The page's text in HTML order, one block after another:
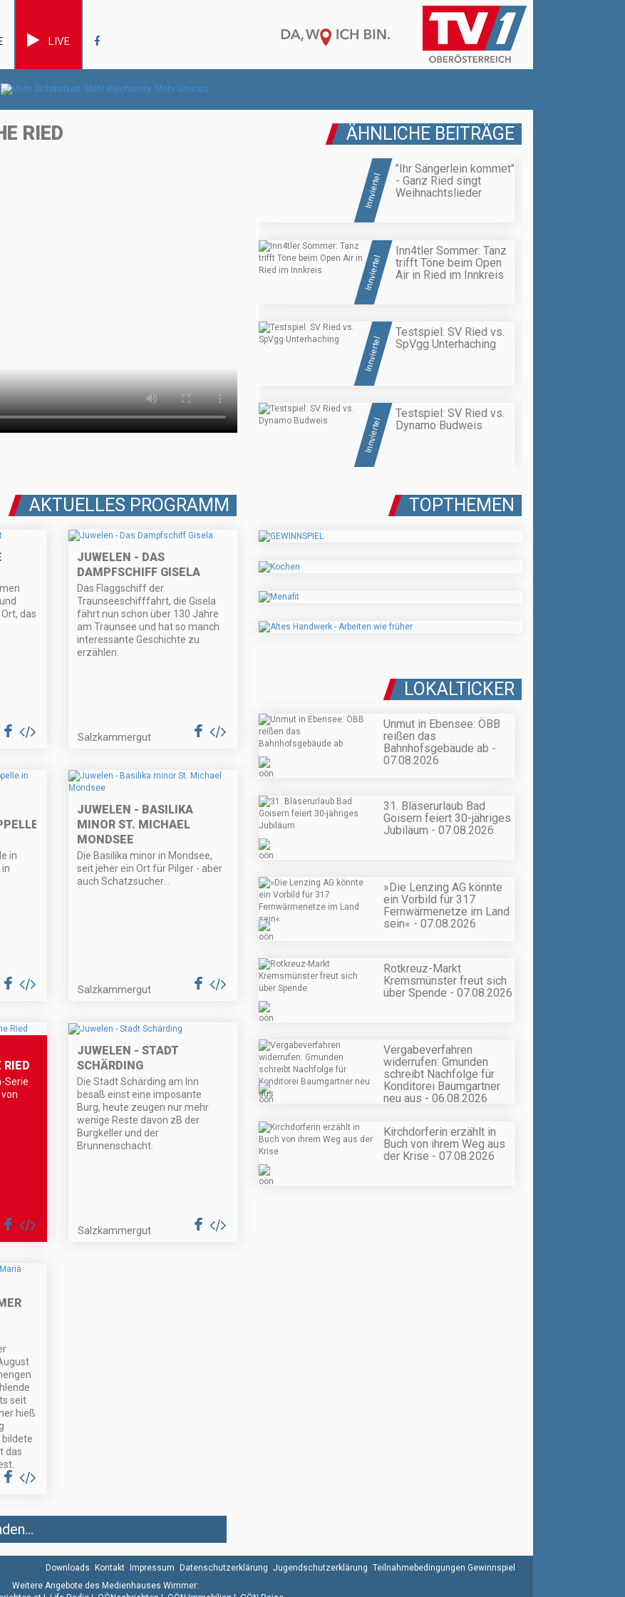
LIVE
RIED ÄHNLICHE BEITRÄGE
Innviertel
"Ihr Sängerlein kommet"
- Ganz Ried singt
Weihnachtslieder
Innviertel
Inn4tler Sommer: Tanz
trifft Töne beim Open
Air in Ried im Innkreis
Innviertel
Testspiel: SV Ried vs.
SpVgg Unterhaching
Innviertel
Testspiel: SV Ried vs.
Dynamo Budweis
AKTUELLES PROGRAMM
das
JUWELEN - DAS
DAMPFSCHIFF GISELA
Das Flaggschiff der
Traunseeschifffahrt, die Gisela
fährt nun schon über 130 Jahre
am Traunsee und hat so manch
interessante Geschichte zu
erzählen.
Salzkammergut
in
JUWELEN - BASILIKA
MINOR ST. MICHAEL
MONDSEE
Die Basilika minor in Mondsee,
seit jeher ein Ort für Pilger - aber
auch Schatzsucher...
Salzkammergut
RIED
Serie
JUWELEN - STADT
SCHÄRDING
Die Stadt Schärding am Inn
besaß einst eine imposante
Burg, heute zeugen nur mehr
wenige Reste davon zB der
Burgkeller und der
Brunnenschacht.
Salzkammergut
seit
hieß
das
TOPTHEMEN
LOKALTICKER
Unmut in Ebensee: ÖBB
reißen das
Bahnhofsgebäude ab -
07.08.2026
31. Bläserurlaub Bad
Goisern feiert 30-jähriges
Jubiläum - 07.08.2026
»Die Lenzing AG könnte
ein Vorbild für 317
Fernwärmenetze im Land
sein« - 07.08.2026
Rotkreuz-Markt
Kremsmünster freut sich
über Spende - 07.08.2026
Vergabeverfahren
widerrufen: Gmunden
schreibt Nachfolge für
Konditorei Baumgartner
neu aus - 06.08.2026
Kirchdorferin erzählt in
Buch von ihrem Weg aus
der Krise - 07.08.2026
Downloads Kontakt Impressum Datenschutzerklärung Jugendschutzerklärung Teilnahmebedingungen Gewinnspiel
Weitere Angebote des Medienhauses Wimmer: